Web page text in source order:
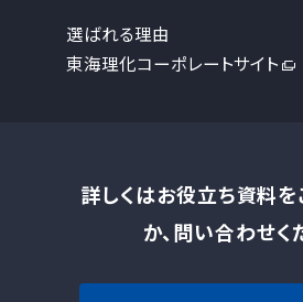
選ばれる理由
東海理化コーポレートサイト
詳しくはお役立ち資料を
か、問い合わせく